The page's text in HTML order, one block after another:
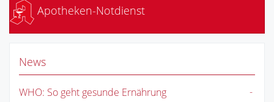
Apotheken-Notdienst
News
WHO: So geht gesunde Ernährung